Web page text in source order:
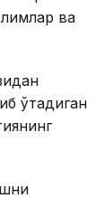
ва
ўтадиган